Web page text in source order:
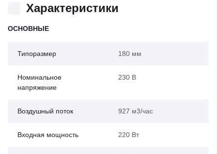
Характеристики
ОСНОВНЫЕ
Типоразмер 180 мм
Номинальное
напряжение
230 В
Воздушный поток 927 м3/час
Входная мощность 220 Вт